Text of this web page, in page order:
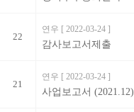
22
연우 [ 2022-03-24 ]
감사보고서제출
21
연우 [ 2022-03-24 ]
사업보고서 (2021.12)